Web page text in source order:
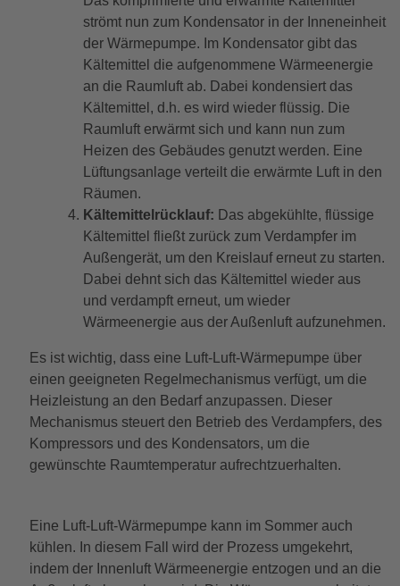
strömt nun zum Kondensator in der Inneneinheit
der Wärmepumpe. Im Kondensator gibt das
Kältemittel die aufgenommene Wärmeenergie
an die Raumluft ab. Dabei kondensiert das
Kältemittel, d.h. es wird wieder flüssig. Die
Raumluft erwärmt sich und kann nun zum
Heizen des Gebäudes genutzt werden. Eine
Lüftungsanlage verteilt die erwärmte Luft in den
Räumen.
Kältemittelrücklauf: Das abgekühlte, flüssige
Kältemittel fließt zurück zum Verdampfer im
Außengerät, um den Kreislauf erneut zu starten.
Dabei dehnt sich das Kältemittel wieder aus
und verdampft erneut, um wieder
Wärmeenergie aus der Außenluft aufzunehmen.
Es ist wichtig, dass eine Luft-Luft-Wärmepumpe über
einen geeigneten Regelmechanismus verfügt, um die
Heizleistung an den Bedarf anzupassen. Dieser
Mechanismus steuert den Betrieb des Verdampfers, des
Kompressors und des Kondensators, um die
gewünschte Raumtemperatur aufrechtzuerhalten.
Eine Luft-Luft-Wärmepumpe kann im Sommer auch
kühlen. In diesem Fall wird der Prozess umgekehrt,
indem der Innenluft Wärmeenergie entzogen und an die